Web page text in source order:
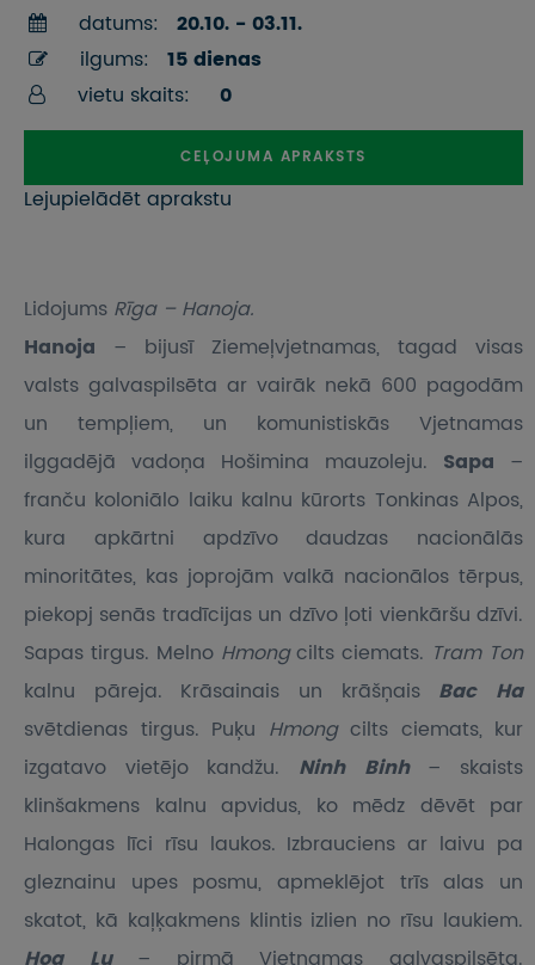
datums:
20.10. - 03.11.
ilgums:
15 dienas
vietu skaits:
0
CEĻOJUMA APRAKSTS
Lejupielādēt aprakstu
Lidojums Rīga – Hanoja.
Hanoja – bijusī Ziemeļvjetnamas, tagad visas
valsts galvaspilsēta ar vairāk nekā 600 pagodām
un tempļiem, un komunistiskās Vjetnamas
ilggadējā vadoņa Hošimina mauzoleju. Sapa –
franču koloniālo laiku kalnu kūrorts Tonkinas Alpos,
kura apkārtni apdzīvo daudzas nacionālās
minoritātes, kas joprojām valkā nacionālos tērpus,
piekopj senās tradīcijas un dzīvo ļoti vienkāršu dzīvi.
Sapas tirgus. Melno Hmongcilts ciemats. Tram Ton
kalnu pāreja. Krāsainais un krāšņais Bac Ha
svētdienas tirgus. Puķu Hmong cilts ciemats, kur
izgatavo vietējo kandžu. Ninh Binh – skaists
klinšakmens kalnu apvidus, ko mēdz dēvēt par
Halongas līci rīsu laukos. Izbrauciens ar laivu pa
gleznainu upes posmu, apmeklējot trīs alas un
skatot, kā kaļķakmens klintis izlien no rīsu laukiem.